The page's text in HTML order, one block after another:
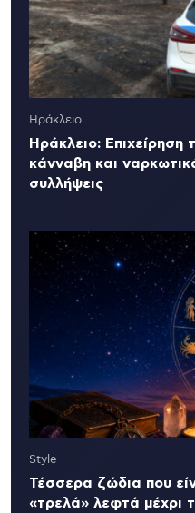
Ηράκλειο
Ηράκλειο:
κάνναβη και
συλλήψεις
Style
Τέσσερα ζώδια που
«τρελά» λεφτά μέχρι